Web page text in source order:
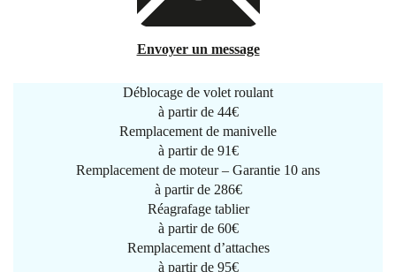
Envoyer un message
Déblocage de volet roulant
à partir de 44€
Remplacement de manivelle
à partir de 91€
Remplacement de moteur – Garantie 10 ans
à partir de 286€
Réagrafage tablier
à partir de 60€
Remplacement d’attaches
à partir de 95€